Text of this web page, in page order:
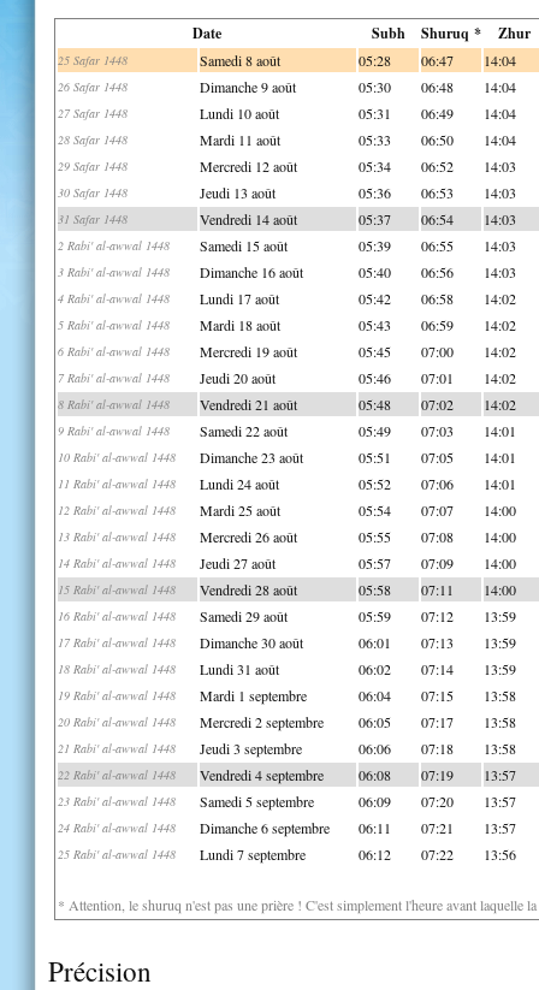
Date Subh Shuruq * Zhur
25 Safar 1448 Samedi 8 août 05:28 06:47 14:04
26 Safar 1448 Dimanche 9 août 05:30 06:48 14:04
27 Safar 1448 Lundi 10 août 05:31 06:49 14:04
28 Safar 1448 Mardi 11 août 05:33 06:50 14:04
29 Safar 1448 Mercredi 12 août 05:34 06:52 14:03
30 Safar 1448 Jeudi 13 août 05:36 06:53 14:03
31 Safar 1448 Vendredi 14 août 05:37 06:54 14:03
2 Rabi' al-awwal 1448 Samedi 15 août 05:39 06:55 14:03
3 Rabi' al-awwal 1448 Dimanche 16 août 05:40 06:56 14:03
4 Rabi' al-awwal 1448 Lundi 17 août 05:42 06:58 14:02
5 Rabi' al-awwal 1448 Mardi 18 août 05:43 06:59 14:02
6 Rabi' al-awwal 1448 Mercredi 19 août 05:45 07:00 14:02
7 Rabi' al-awwal 1448 Jeudi 20 août 05:46 07:01 14:02
8 Rabi' al-awwal 1448 Vendredi 21 août 05:48 07:02 14:02
9 Rabi' al-awwal 1448 Samedi 22 août 05:49 07:03 14:01
10 Rabi' al-awwal 1448 Dimanche 23 août 05:51 07:05 14:01
11 Rabi' al-awwal 1448 Lundi 24 août 05:52 07:06 14:01
12 Rabi' al-awwal 1448 Mardi 25 août 05:54 07:07 14:00
13 Rabi' al-awwal 1448 Mercredi 26 août 05:55 07:08 14:00
14 Rabi' al-awwal 1448 Jeudi 27 août 05:57 07:09 14:00
15 Rabi' al-awwal 1448 Vendredi 28 août 05:58 07:11 14:00
16 Rabi' al-awwal 1448 Samedi 29 août 05:59 07:12 13:59
17 Rabi' al-awwal 1448 Dimanche 30 août 06:01 07:13 13:59
18 Rabi' al-awwal 1448 Lundi 31 août 06:02 07:14 13:59
19 Rabi' al-awwal 1448 Mardi 1 septembre 06:04 07:15 13:58
20 Rabi' al-awwal 1448 Mercredi 2 septembre 06:05 07:17 13:58
21 Rabi' al-awwal 1448 Jeudi 3 septembre 06:06 07:18 13:58
22 Rabi' al-awwal 1448 Vendredi 4 septembre 06:08 07:19 13:57
23 Rabi' al-awwal 1448 Samedi 5 septembre 06:09 07:20 13:57
24 Rabi' al-awwal 1448 Dimanche 6 septembre 06:11 07:21 13:57
25 Rabi' al-awwal 1448 Lundi 7 septembre 06:12 07:22 13:56
* Attention, le shuruq n'est pas une prière ! C'est simplement l'heure avant laquelle
Précision